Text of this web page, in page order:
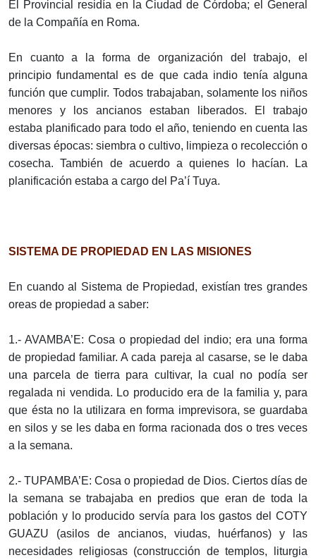
El Provincial residía en la Ciudad de Córdoba; el General
de la Compañía en Roma.
En cuanto a la forma de organización del trabajo, el
principio fundamental es de que cada indio tenía alguna
función que cumplir. Todos trabajaban, solamente los niños
menores y los ancianos estaban liberados. El trabajo
estaba planificado para todo el año, teniendo en cuenta las
diversas épocas: siembra o cultivo, limpieza o recolección o
cosecha. También de acuerdo a quienes lo hacían. La
planificación estaba a cargo del Pa’í Tuya.
SISTEMA DE PROPIEDAD EN LAS MISIONES
En cuando al Sistema de Propiedad, existían tres grandes
oreas de propiedad a saber:
1.- AVAMBA’E: Cosa o propiedad del indio; era una forma
de propiedad familiar. A cada pareja al casarse, se le daba
una parcela de tierra para cultivar, la cual no podía ser
regalada ni vendida. Lo producido era de la familia y, para
que ésta no la utilizara en forma imprevisora, se guardaba
en silos y se les daba en forma racionada dos o tres veces
a la semana.
2.- TUPAMBA’E: Cosa o propiedad de Dios. Ciertos días de
la semana se trabajaba en predios que eran de toda la
población y lo producido servía para los gastos del COTY
GUAZU (asilos de ancianos, viudas, huérfanos) y las
necesidades religiosas (construcción de templos, liturgia